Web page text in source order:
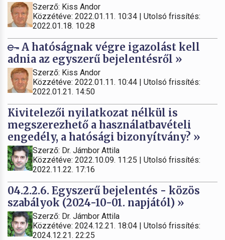
Szerző: Kiss Andor
Közzétéve: 2022.01.11. 10:34 | Utolsó frissítés:
2022.01.18. 10:28
A hatóságnak végre igazolást kell
adnia az egyszerű bejelentésről »
Szerző: Kiss Andor
Közzétéve: 2022.01.11. 10:44 | Utolsó frissítés:
2022.01.21. 14:50
Kivitelezői nyilatkozat nélkül is
megszerezhető a használatbavételi
engedély, a hatósági bizonyítvány? »
Szerző: Dr. Jámbor Attila
Közzétéve: 2022.10.09. 11:25 | Utolsó frissítés:
2022.11.22. 17:16
04.2.2.6. Egyszerű bejelentés - közös
szabályok (2024-10-01. napjától) »
Szerző: Dr. Jámbor Attila
Közzétéve: 2024.12.21. 18:04 | Utolsó frissítés:
2024.12.21. 22:25